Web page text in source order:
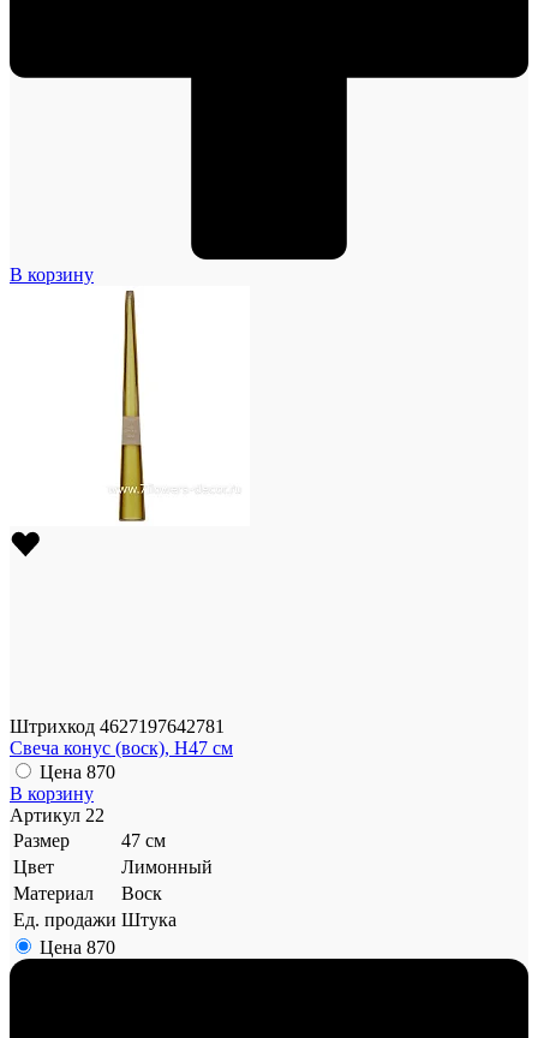
В корзину
Штрихкод 4627197642781
Свеча конус (воск), H47 см
Цена 870
В корзину
Артикул 22
Размер
47 см
Цвет
Лимонный
Материал
Воск
Ед. продажи Штука
Цена 870